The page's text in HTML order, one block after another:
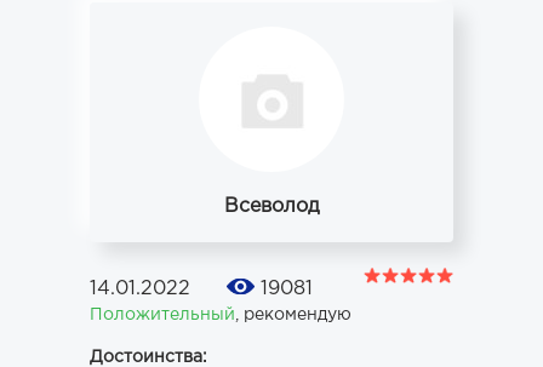
Всеволод
14.01.2022 19081
Положительный рекомендую
Достоинства: